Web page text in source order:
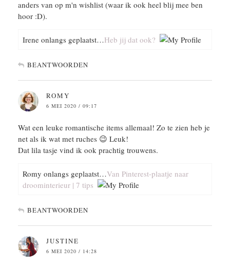
anders van op m'n wishlist (waar ik ook heel blij mee ben
hoor :D).
Irene onlangs geplaatst…Heb jij dat ook?
BEANTWOORDEN
ROMY
6 MEI 2020 / 09:17
Wat een leuke romantische items allemaal! Zo te zien heb je
net als ik wat met ruches 😉 Leuk!
Dat lila tasje vind ik ook prachtig trouwens.
Romy onlangs geplaatst…Van Pinterest-plaatje naar
droominterieur | 7 tips
BEANTWOORDEN
JUSTINE
6 MEI 2020 / 14:28